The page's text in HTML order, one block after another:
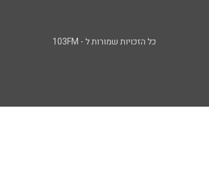
כל הזכויות שמורות ל - 103FM